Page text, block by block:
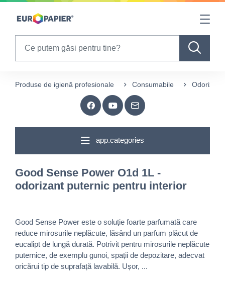
Table Of Content
Produse de igienă profesionale Consumabile Odorizare
app.categories
Good Sense Power O1d 1L -
odorizant puternic pentru interior
Good Sense Power este o soluție foarte parfumată care
reduce mirosurile neplăcute, lăsând un parfum plăcut de
eucalipt de lungă durată. Potrivit pentru mirosurile neplăcute
puternice, de exemplu gunoi, spații de depozitare, adecvat
oricărui tip de suprafață lavabilă. Ușor, ...